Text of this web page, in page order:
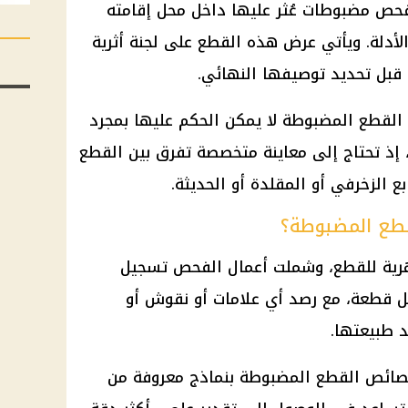
فحص مضبوطات عُثر عليها داخل محل إقامته
ويأتي عرض هذه القطع على لجنة أثرية
قبل تحديد توصيفها النهائي.
المضبوطة لا يمكن الحكم عليها بمجرد
إذ تحتاج إلى معاينة متخصصة تفرق بين القطع
الزخرفي أو المقلدة أو الحديثة.
المضبوطة؟
للقطع، وشملت أعمال الفحص تسجيل
قطعة، مع رصد أي علامات أو نقوش أو
طبيعتها.
القطع المضبوطة بنماذج معروفة من